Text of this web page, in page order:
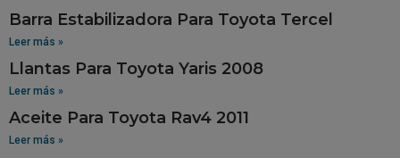
Barra Estabilizadora Para Toyota Tercel
Leer más »
Llantas Para Toyota Yaris 2008
Leer más »
Aceite Para Toyota Rav4 2011
Leer más »